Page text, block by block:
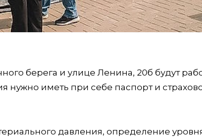
берега и улице Ленина, 20б будут
нужно иметь при себе паспорт и
давления, определение